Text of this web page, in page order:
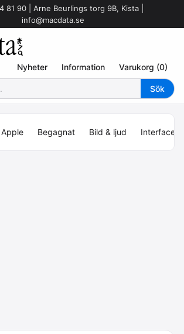
81 90 | Arne Beurlings torg 9B, Kista |
info@macdata.se
Nyheter Information Varukorg (0)
Apple Begagnat Bild & ljud Interface